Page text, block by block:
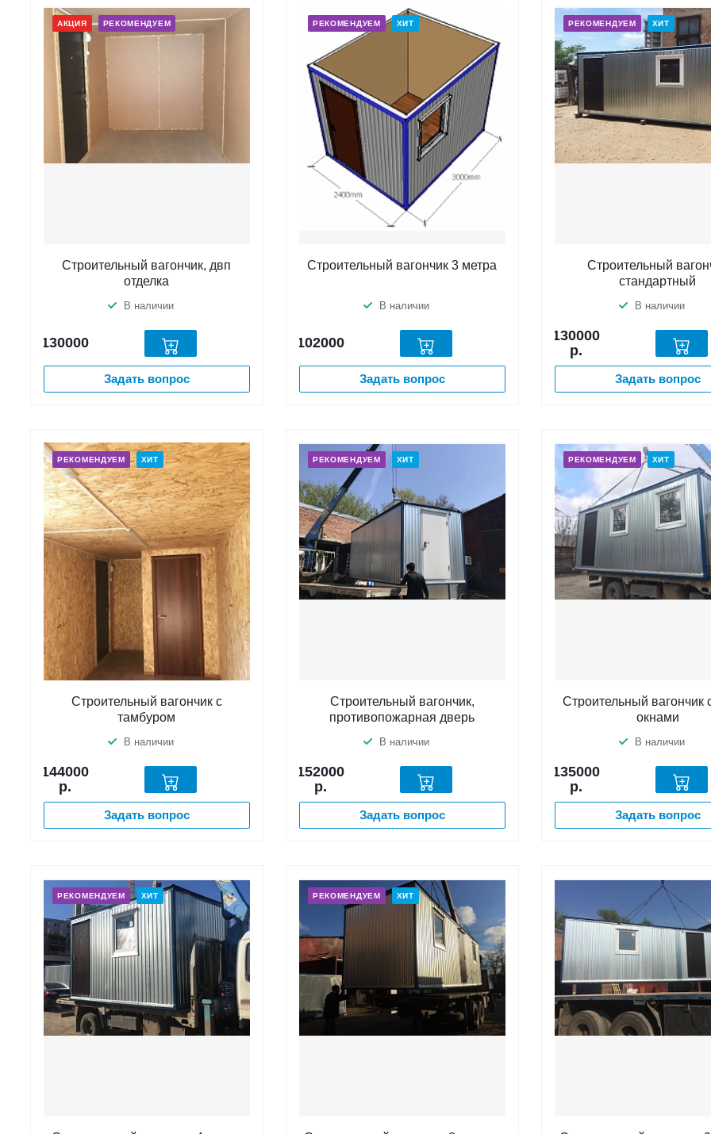
АКЦИЯ РЕКОМЕНДУЕМ
Строительный вагончик, двп
отделка
В наличии
130000
Задать вопрос
РЕКОМЕНДУЕМ ХИТ
Строительный вагончик 3 метра
В наличии
102000
Задать вопрос
РЕКОМЕНДУЕМ ХИТ
Строительный
стандартный
В наличии
130000
р.
Задать вопрос
РЕКОМЕНДУЕМ ХИТ
Строительный вагончик с
тамбуром
В наличии
144000
р.
Задать вопрос
РЕКОМЕНДУЕМ ХИТ
Строительный вагончик,
противопожарная дверь
В наличии
152000
р.
Задать вопрос
РЕКОМЕНДУЕМ ХИТ
Строительный вагончик
окнами
В наличии
135000
р.
Задать вопрос
РЕКОМЕНДУЕМ ХИТ РЕКОМЕНДУЕМ ХИТ